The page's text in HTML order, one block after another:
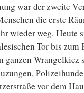
war der zweite
die erste
wieder weg. Heute
Tor bis zum
Wrangelkiez
vor dem